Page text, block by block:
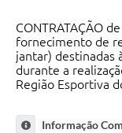
CONTRATAÇÃO
fornecimento de
jantar) destinadas
durante a
Região Esportiva
Informação